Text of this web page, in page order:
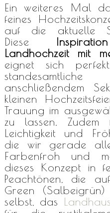
Ein weiteres Mal
feines
auf die aktuelle
Diese Inspiration
Landhochzeit mit
eignet sich
anschließendem
kleinen
Trauung im
zu lassen.
Leichtigkeit und
die wir gerade
Farbenfroh und
dieses Konzept in
Peachtönen, die
Green
selbst, das